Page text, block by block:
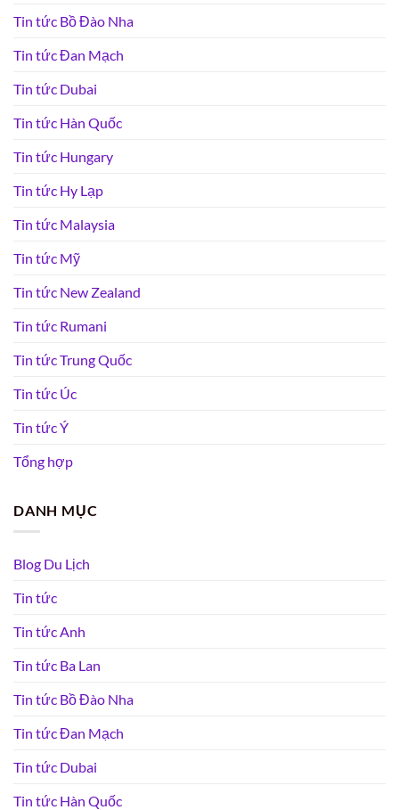
Tin tức Bồ Đào Nha
Tin tức Đan Mạch
Tin tức Dubai
Tin tức Hàn Quốc
Tin tức Hungary
Tin tức Hy Lạp
Tin tức Malaysia
Tin tức Mỹ
Tin tức New Zealand
Tin tức Rumani
Tin tức Trung Quốc
Tin tức Úc
Tin tức Ý
Tổng hợp
DANH MỤC
Blog Du Lịch
Tin tức
Tin tức Anh
Tin tức Ba Lan
Tin tức Bồ Đào Nha
Tin tức Đan Mạch
Tin tức Dubai
Tin tức Hàn Quốc